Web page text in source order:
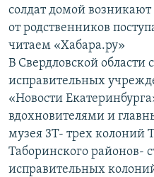
солдат домой
от родственников
читаем «Хабара.ру»
В Свердловской области
исправительных
«Новости
вдохновителями и
музея 3Т- трех колоний
Таборинского районов-
исправительных